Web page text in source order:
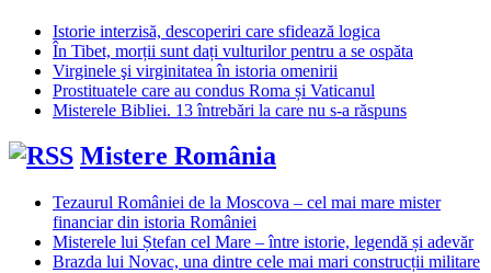
Istorie interzisă, descoperiri care sfidează logica
În Tibet, morții sunt dați vulturilor pentru a se ospăta
Virginele şi virginitatea în istoria omenirii
Prostituatele care au condus Roma și Vaticanul
Misterele Bibliei. 13 întrebări la care nu s-a răspuns
Mistere România
Tezaurul României de la Moscova – cel mai mare mister
financiar din istoria României
Misterele lui Ștefan cel Mare – între istorie, legendă și adevăr
Brazda lui Novac, una dintre cele mai mari construcții militare